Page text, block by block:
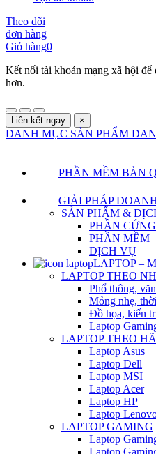
Theo dõi
đơn hàng
Giỏ hàng0
Kết nối tài khoản mạng xã hội để
hơn.
Liên kết ngay ×
DANH MỤC SẢN PHẨM
PHẦN MỀM BẢN
GIẢI PHÁP
SẢN PHẨM &
PHẦN CỨNG
PHẦN MỀM
DỊCH VỤ
LAPTOP –
LAPTOP THEO
Phổ thông,
Mỏng nhẹ,
Đồ họa, kiến
Laptop
LAPTOP THEO
Laptop Asus
Laptop Dell
Laptop MSI
Laptop Acer
Laptop HP
Laptop
LAPTOP GAMING
Laptop
Laptop